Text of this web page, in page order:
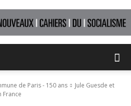
de Paris - 150 ans
Jule Guesde et
France